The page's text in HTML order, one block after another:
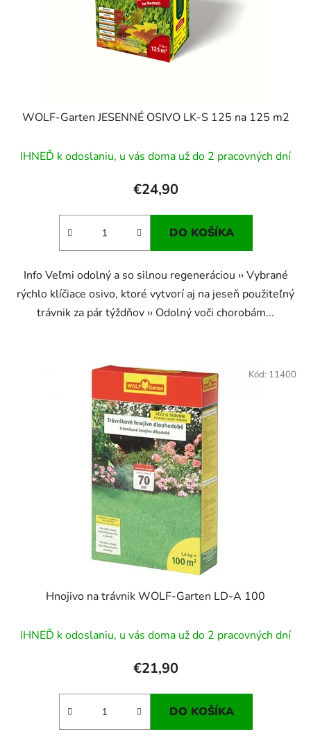
WOLF-Garten JESENNÉ OSIVO LK-S 125 na 125 m2
IHNEĎ k odoslaniu, u vás doma už do 2 pracovných dní
€24,90
DO KOŠÍKA
​ Info Veľmi odolný a so silnou regeneráciou ›› Vybrané
rýchlo klíčiace osivo, ktoré vytvorí aj na jeseň použiteľný
trávnik za pár týždňov ›› Odolný voči chorobám...
Hnojivo na trávnik WOLF-Garten LD-A 100
IHNEĎ k odoslaniu, u vás doma už do 2 pracovných dní
€21,90
DO KOŠÍKA
Kód: 11400